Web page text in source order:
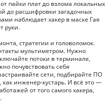
пайки плат до взлома локальных
до расшифровки загадочных
наблюдает хакер в маске Гая
руки.
стратегии и головоломок.
мультиметром. Нужно
потоки в терминале,
почувствовать себя
сети, подбирайте ПО
инженер-кустарь. И всё это —
от того самого хакера,